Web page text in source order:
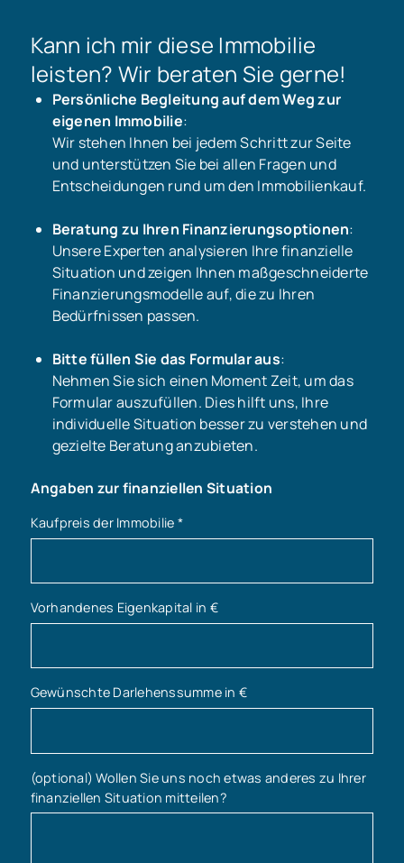
Kann ich mir diese Immobilie
leisten? Wir beraten Sie gerne!
Persönliche Begleitung auf dem Weg zur
eigenen Immobilie:
Wir stehen Ihnen bei jedem Schritt zur Seite
und unterstützen Sie bei allen Fragen und
Entscheidungen rund um den Immobilienkauf.
Beratung zu Ihren Finanzierungsoptionen:
Unsere Experten analysieren Ihre finanzielle
Situation und zeigen Ihnen maßgeschneiderte
Finanzierungsmodelle auf, die zu Ihren
Bedürfnissen passen.
Bitte füllen Sie das Formular aus:
Nehmen Sie sich einen Moment Zeit, um das
Formular auszufüllen. Dies hilft uns, Ihre
individuelle Situation besser zu verstehen und
gezielte Beratung anzubieten.
Angaben zur finanziellen Situation
Kaufpreis der Immobilie *
Vorhandenes Eigenkapital in €
Gewünschte Darlehenssumme in €
(optional) Wollen Sie uns noch etwas anderes zu Ihrer
finanziellen Situation mitteilen?